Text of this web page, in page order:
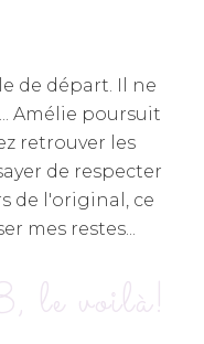
de départ. Il ne
Amélie poursuit
retrouver les
de respecter
de l'original, ce
mes restes...
le voilà!